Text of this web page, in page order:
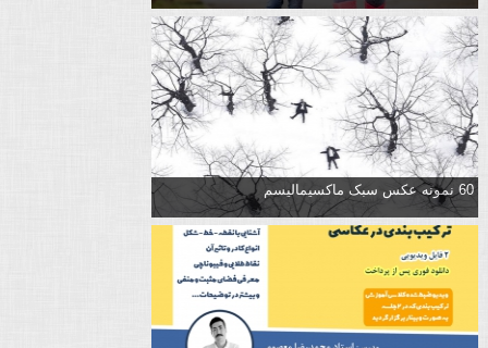
60 نمونه عکس سبک ماکسیمالیسم